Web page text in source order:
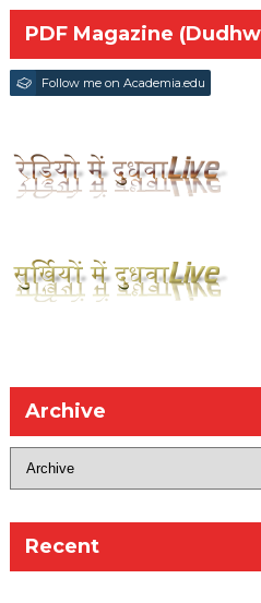
PDF Magazine
Follow me on Academia.edu
Archive
Recent